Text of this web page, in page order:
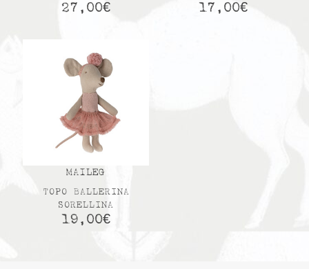
27,00€ 17,00€
MAILEG
TOPO BALLERINA
SORELLINA
19,00€